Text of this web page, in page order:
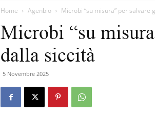
Home Agenbio Microbi “su misura” per salvare
Microbi “su
dalla siccità
5 Novembre 2025